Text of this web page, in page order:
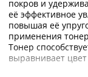
покров и
её эффективное
повышая её
применения
Тонер
выравнивает